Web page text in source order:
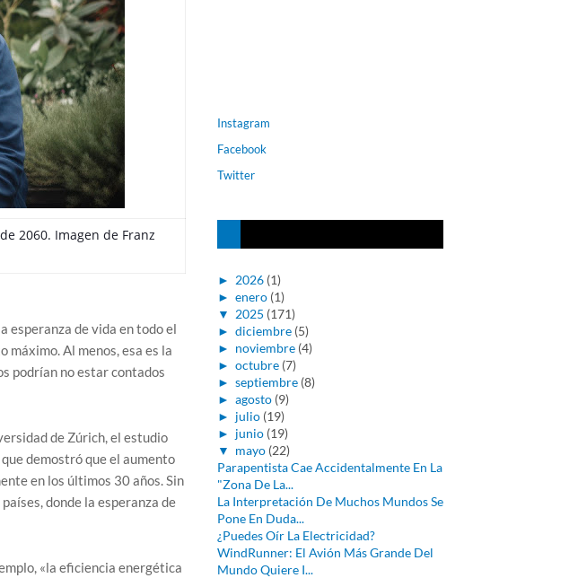
2060. Imagen de Franz
esperanza de vida en todo el
máximo. Al menos, esa es la
podrían no estar contados
de Zúrich, el estudio
demostró que el aumento
en los últimos 30 años. Sin
donde la esperanza de
«la eficiencia energética
Instagram
Facebook
Twitter
► 2026 (1)
► enero (1)
▼ 2025 (171)
► diciembre (5)
► noviembre (4)
► octubre (7)
► septiembre (8)
► agosto (9)
► julio (19)
► junio (19)
▼ mayo (22)
Parapentista Cae Accidentalmente En La
"Zona De La...
La Interpretación De Muchos Mundos Se
Pone En Duda...
¿Puedes Oír La Electricidad?
WindRunner: El Avión Más Grande Del
Mundo Quiere I...